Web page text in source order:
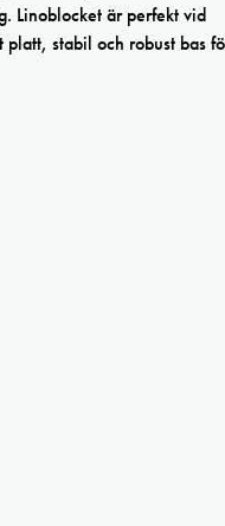
Linoblocket är perfekt vid
stabil och robust bas